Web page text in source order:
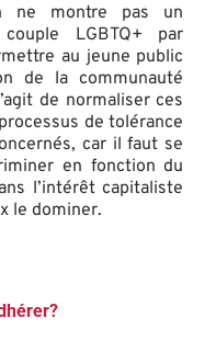
ne montre pas un
LGBTQ+ par
au jeune public
de la communauté
de normaliser ces
de tolérance
car il faut se
en fonction du
l’intérêt capitaliste
le dominer.